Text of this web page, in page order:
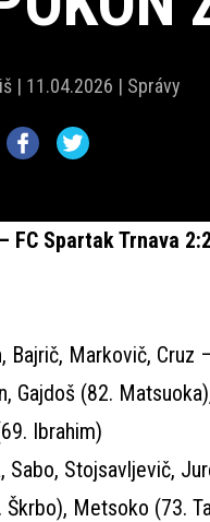
| 11.04.2026 | Správy
FC Spartak Trnava
Bajrič, Markovič, Cruz
Gajdoš (82.
Ibrahim)
Sabo, Stojsavljevič,
Metsoko (73.